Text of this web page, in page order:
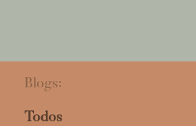
Blogs:
Todos